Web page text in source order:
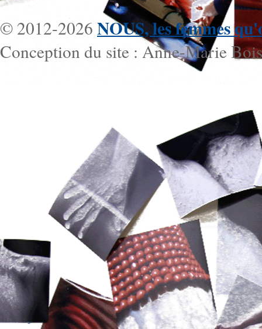
© 2012-2026 NOUS, les femmes
Conception du site : Anne-Marie